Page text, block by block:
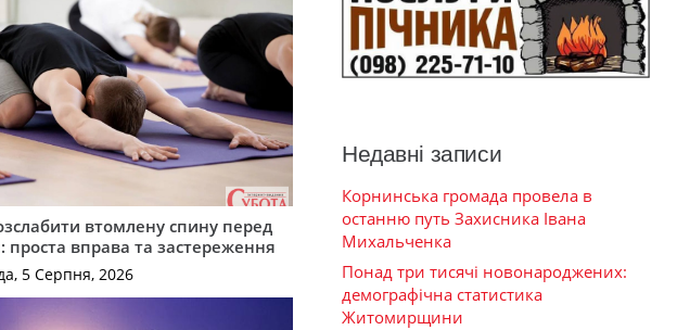
втомлену спину перед
проста вправа та застереження
5 Серпня, 2026
Недавні записи
Корнинська громада провела в
останню путь Захисника Івана
Михальченка
Понад три тисячі новонароджених:
демографічна статистика
Житомирщини